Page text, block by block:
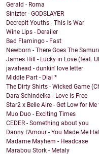
Gerald - Roma
Sinizter - GODSLAYER
Decrepit Youths - This Is War
Wine Lips - Derailer
Bad Flamingo - Fast
Newborn - There Goes The
James Hill - Lucky in Love (feat.
javahead - dunkin' love letter
Middle Part - Dial *
The Dirty Shirts - Wicked Game
Dara Schindelka - Love is Free
Star2 x Belle Aire - Get Low for Me
Muo Duo - Exciting Times
CEDER - Something about you
Danny L'Amour - You Made Me
Madame Mayhem - Headcase
Marabou Stork - Metaly